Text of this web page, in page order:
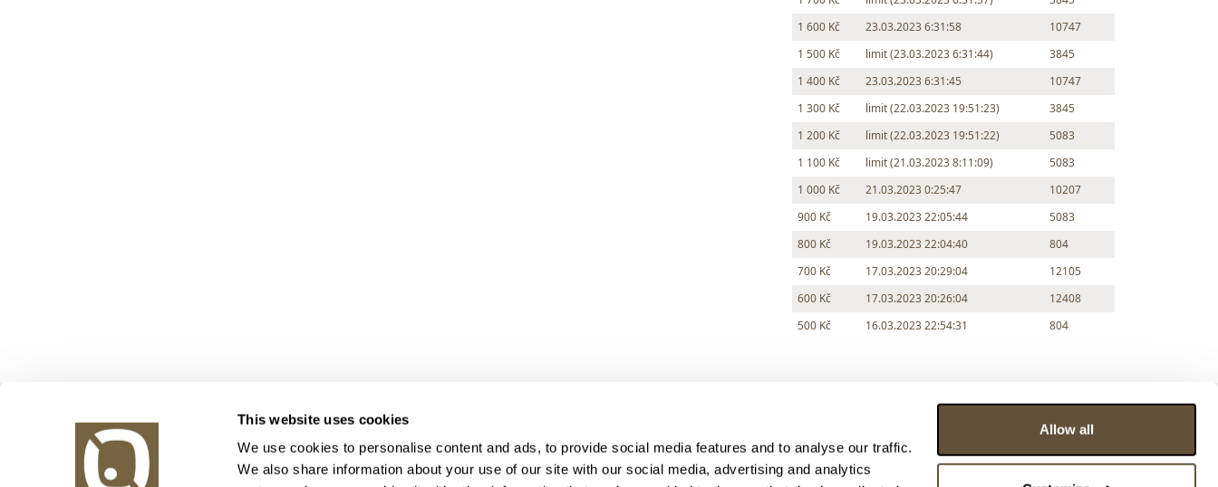
This website uses cookies
We use cookies to personalise content and ads, to provide social media features and to analyse our traffic.
We also share information about your use of our site with our social media, advertising and analytics
Allow all
1 600 Kč
23.03.2023 6:31:58
10747
1 500 Kč
limit (23.03.2023 6:31:44)
3845
1 400 Kč
23.03.2023 6:31:45
10747
1 300 Kč
limit (22.03.2023 19:51:23)
3845
1 200 Kč
limit (22.03.2023 19:51:22)
5083
1 100 Kč
limit (21.03.2023 8:11:09)
5083
1 000 Kč
21.03.2023 0:25:47
10207
900 Kč
19.03.2023 22:05:44
5083
800 Kč
19.03.2023 22:04:40
804
700 Kč
17.03.2023 20:29:04
12105
600 Kč
17.03.2023 20:26:04
12408
500 Kč
16.03.2023 22:54:31 804
Korunní 972/75
130 00 Praha 3
tel.: +420 800 10 10 10, +420 737 196 183
> Obchodní podmínky
> Kontakty